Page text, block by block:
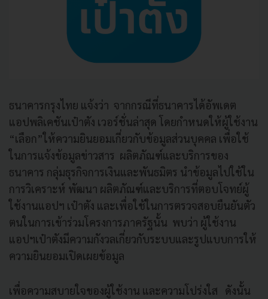
ธนาคารกรุงไทย แจ้งว่า จากกรณีที่ธนาคารได้อัพเดต
แอปพลิเคชันเป๋าตัง เวอร์ชั่นล่าสุด โดยกำหนดให้ผู้ใช้งาน
“เลือก”ให้ความยินยอมเกี่ยวกับข้อมูลส่วนบุคคล เพื่อใช้
ในการแจ้งข้อมูลข่าวสาร ผลิตภัณฑ์และบริการของ
ธนาคาร กลุ่มธุรกิจการเงินและพันธมิตร นำข้อมูลไปใช้ใน
การวิเคราะห์ พัฒนา ผลิตภัณฑ์และบริการที่ตอบโจทย์ผู้
ใช้งานแอปฯ เป๋าตัง และเพื่อใช้ในการตรวจสอบยืนยันตัว
ตนในการเข้าร่วมโครงการภาครัฐนั้น พบว่า ผู้ใช้งาน
แอปฯเป๋าตังมีความกังวลเกี่ยวกับระบบและรูปแบบการให้
ความยินยอมเปิดเผยข้อมูล
เพื่อความสบายใจของผู้ใช้งาน และความโปร่งใส ดังนั้น